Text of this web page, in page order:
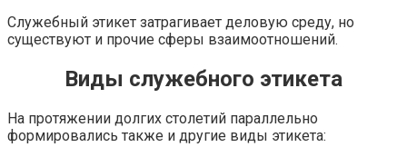
Служебный этикет затрагивает деловую среду, но
существуют и прочие сферы взаимоотношений.
Виды служебного этикета
На протяжении долгих столетий параллельно
формировались также и другие виды этикета: